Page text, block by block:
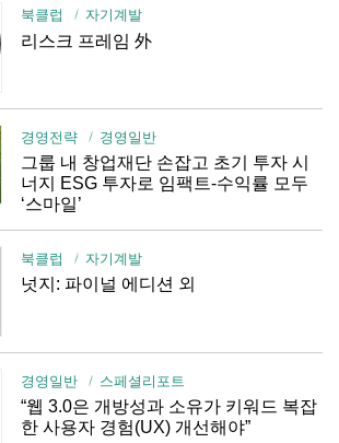
북클럽 자기계발
리스크 프레임 外
경영전략 경영일반
그룹 내 창업재단 손잡고 초기 투자 시
너지 ESG 투자로 임팩트-수익률 모두
‘스마일’
북클럽 자기계발
넛지: 파이널 에디션 외
경영일반 스페셜리포트
“웹 3.0은 개방성과 소유가 키워드 복잡
한 사용자 경험(UX) 개선해야”